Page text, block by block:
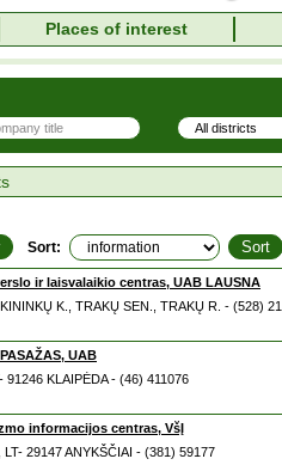
Places of interest
Sort:
ir laisvalaikio centras, UAB LAUSNA
K., TRAKŲ SEN., TRAKŲ R. - (528)
UAB
91246 KLAIPĖDA - (46) 411076
informacijos centras, VšĮ
29147 ANYKŠČIAI - (381) 59177